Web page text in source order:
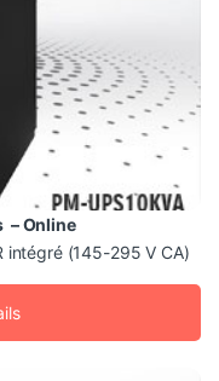
(10Kva) Online
intégré et
– Online
intégré (145-295 V CA)